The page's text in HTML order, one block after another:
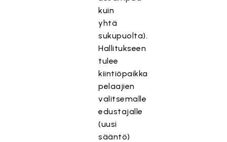
kuin
yhtä
sukupuolta).
Hallitukseen
tulee
kiintiöpaikka
pelaajien
valitsemalle
edustajalle
(uusi
sääntö)